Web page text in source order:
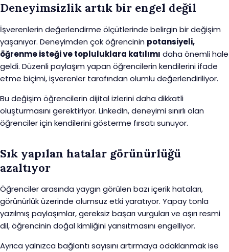
Deneyimsizlik artık bir engel değil
İşverenlerin değerlendirme ölçütlerinde belirgin bir değişim
yaşanıyor. Deneyimden çok öğrencinin potansiyeli,
öğrenme isteği ve topluluklara katılımı daha önemli hale
geldi. Düzenli paylaşım yapan öğrencilerin kendilerini ifade
etme biçimi, işverenler tarafından olumlu değerlendiriliyor.
Bu değişim öğrencilerin dijital izlerini daha dikkatli
oluşturmasını gerektiriyor. LinkedIn, deneyimi sınırlı olan
öğrenciler için kendilerini gösterme fırsatı sunuyor.
Sık yapılan hatalar görünürlüğü
azaltıyor
Öğrenciler arasında yaygın görülen bazı içerik hataları,
görünürlük üzerinde olumsuz etki yaratıyor. Yapay tonla
yazılmış paylaşımlar, gereksiz başarı vurguları ve aşırı resmi
dil, öğrencinin doğal kimliğini yansıtmasını engelliyor.
Ayrıca yalnızca bağlantı sayısını artırmaya odaklanmak ise